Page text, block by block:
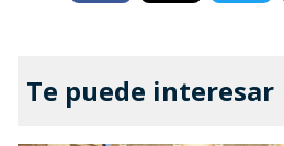
Te puede interesar